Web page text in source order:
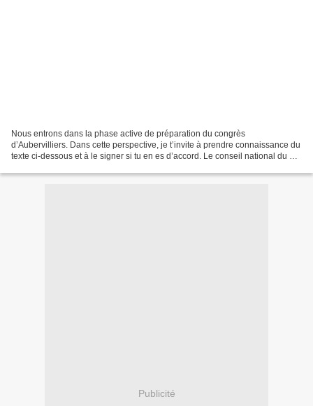
Nous entrons dans la phase active de préparation du congrès
d’Aubervilliers. Dans cette perspective, je t’invite à prendre connaissance du
texte ci-dessous et à le signer si tu en es d’accord. Le conseil national du 9
Publicité